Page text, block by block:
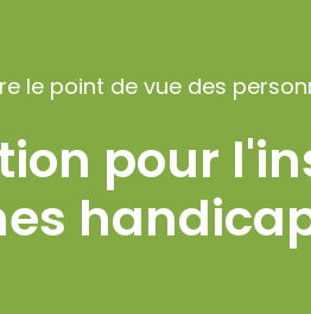
le point de vue des
pour